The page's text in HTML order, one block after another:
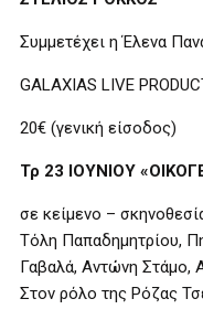
Συμμετέχει η Έλενα
GALAXIAS LIVE
20€ (γενική είσοδος)
Τρ 23 ΙΟΥΝΙΟΥ
σε κείμενο –
Τόλη Παπαδημητρίου,
Γαβαλά, Αντώνη Στάμο,
Στον ρόλο της Ρόζας